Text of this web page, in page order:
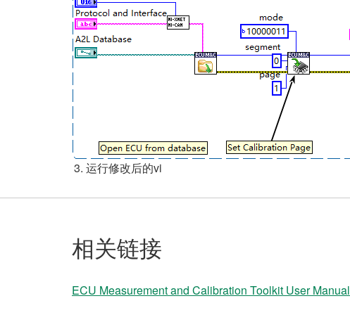
运行修改后的vi
相关链接
ECU Measurement and Calibration Toolkit User Manual